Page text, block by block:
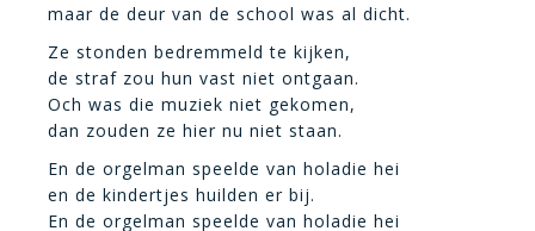
maar de deur van de school was al dicht.
Ze stonden bedremmeld te kijken,
de straf zou hun vast niet ontgaan.
Och was die muziek niet gekomen,
dan zouden ze hier nu niet staan.
En de orgelman speelde van holadie hei
en de kindertjes huilden er bij.
En de orgelman speelde van holadie hei